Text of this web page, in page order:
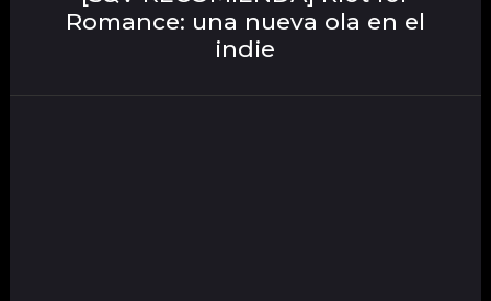
Romance: una nueva ola en el
indie